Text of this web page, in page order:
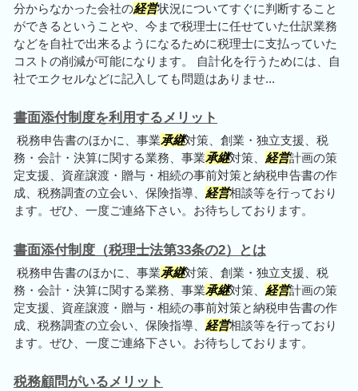
分からなかった会社の経営状況についてすぐに判断すること
ができるということや、今まで税理士に任せていた仕訳業務
などを自社で出来るようになるために税理士に支払っていた
コストの削減が可能になります。 自計化を行うためには、自
社でエクセルなどに記入しても問題はありませ...
書面添付制度を利用するメリット
税務申告書のほかに、事業承継対策、創業・独立支援、税
務・会計・決算に関する業務、事業承継対策、 経営計画の策
定支援、資産譲渡・贈与・相続の事前対策と納税申告書の作
成、税務調査の立会い、保険指導、 経営相談等を行っており
ます。ぜひ、一度ご連絡下さい。お待ちしております。
書面添付制度（税理士法第33条の2）とは
税務申告書のほかに、事業承継対策、創業・独立支援、税
務・会計・決算に関する業務、事業承継対策、 経営計画の策
定支援、資産譲渡・贈与・相続の事前対策と納税申告書の作
成、税務調査の立会い、保険指導、 経営相談等を行っており
ます。ぜひ、一度ご連絡下さい。お待ちしております。
税務顧問がいるメリット